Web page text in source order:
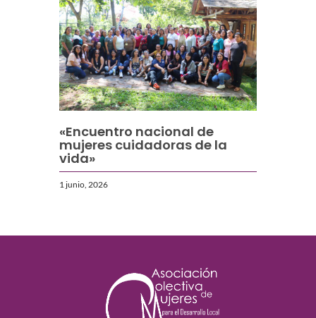
«Encuentro nacional de
mujeres cuidadoras de la
vida»
1 junio, 2026